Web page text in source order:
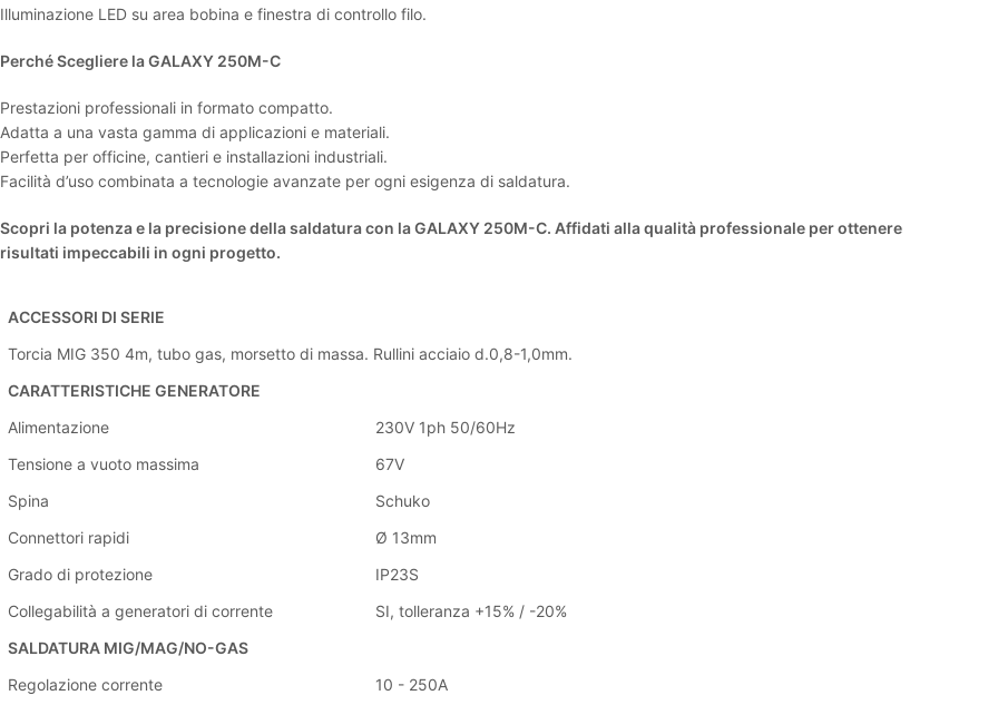
Illuminazione LED su area bobina e finestra di controllo filo.
Perché Scegliere la GALAXY 250M-C
Prestazioni professionali in formato compatto.
Adatta a una vasta gamma di applicazioni e materiali.
Perfetta per officine, cantieri e installazioni industriali.
Facilità d’uso combinata a tecnologie avanzate per ogni esigenza di saldatura.
Scopri la potenza e la precisione della saldatura con la GALAXY 250M-C. Affidati alla qualità professionale per ottenere
risultati impeccabili in ogni progetto.
ACCESSORI DI SERIE
Torcia MIG 350 4m, tubo gas, morsetto di massa. Rullini acciaio d.0,8-1,0mm.
CARATTERISTICHE GENERATORE
Alimentazione
230V 1ph 50/60Hz
Tensione a vuoto massima
67V
Spina
Schuko
Connettori rapidi
Ø 13mm
Grado di protezione
IP23S
Collegabilità a generatori di corrente
SI, tolleranza +15% / -20%
SALDATURA MIG/MAG/NO-GAS
Regolazione corrente
10 - 250A